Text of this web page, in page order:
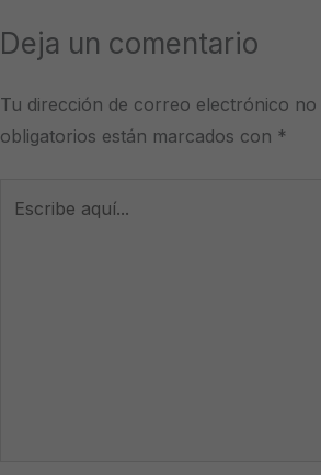
Deja un comentario
Tu dirección de correo electrónico no
obligatorios están marcados con *